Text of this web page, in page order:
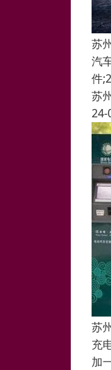
苏
汽
件
苏
24-
苏
充
加